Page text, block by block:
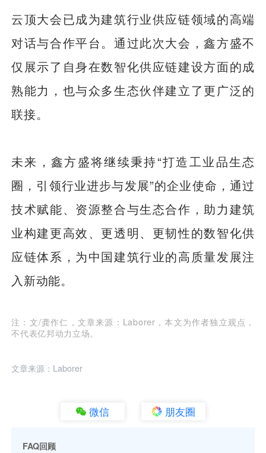
云顶大会已成为建筑行业供应链领域的高端
对话与合作平台。通过此次大会，鑫方盛不
仅展示了自身在数智化供应链建设方面的成
熟能力，也与众多生态伙伴建立了更广泛的
联接。
未来，鑫方盛将继续秉持“打造工业品生态
圈，引领行业进步与发展”的企业使命，通过
技术赋能、资源整合与生态合作，助力建筑
业构建更高效、更透明、更韧性的数智化供
应链体系，为中国建筑行业的高质量发展注
入新动能。
注：文/龚作仁，文章来源：Laborer，本文为作者独立观点，
不代表亿邦动力立场。
文章来源：Laborer
微信 朋友圈
FAQ回顾